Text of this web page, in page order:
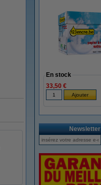
En stock
33,50 €
Newsletter